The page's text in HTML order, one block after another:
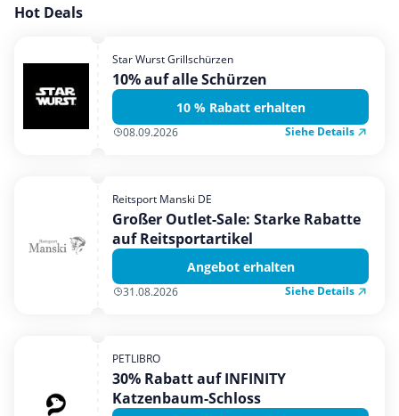
Garten, Haushalt & Tiere
Mobilfunk & Internet
Mode & Accessoires
Shopping
Urlaub & Reise
Hot Deals
Star Wurst Grillschürzen
10% auf alle Schürzen
10 % Rabatt erhalten
08.09.2026 Siehe Details
Reitsport Manski DE
Großer Outlet-Sale: Starke Rabatte
auf Reitsportartikel
Angebot erhalten
31.08.2026 Siehe Details
PETLIBRO
30% Rabatt auf INFINITY
Katzenbaum-Schloss